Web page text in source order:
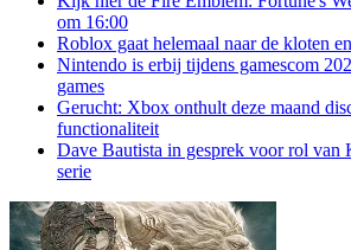
om 16:00
Roblox gaat helemaal naar de kloten
Nintendo is erbij tijdens gamescom
games
Gerucht: Xbox onthult deze maand
functionaliteit
Dave Bautista in gesprek voor rol van
serie